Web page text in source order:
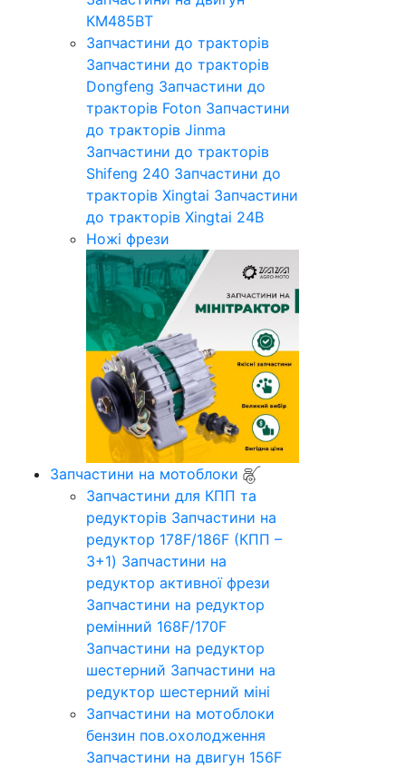
КМ485ВТ
Запчастини до тракторів
Запчастини до тракторів
Dongfeng Запчастини до
тракторів Foton Запчастини
до тракторів Jinma
Запчастини до тракторів
Shifeng 240 Запчастини до
тракторів Xingtai Запчастини
до тракторів Xingtai 24B
Ножі фрези
Запчастини на мотоблоки
Запчастини для КПП та
редукторів Запчастини на
редуктор 178F/186F (КПП –
3+1) Запчастини на
редуктор активної фрези
Запчастини на редуктор
ремінний 168F/170F
Запчастини на редуктор
шестерний Запчастини на
редуктор шестерний міні
Запчастини на мотоблоки
бензин пов.охолодження
Запчастини на двигун 156F